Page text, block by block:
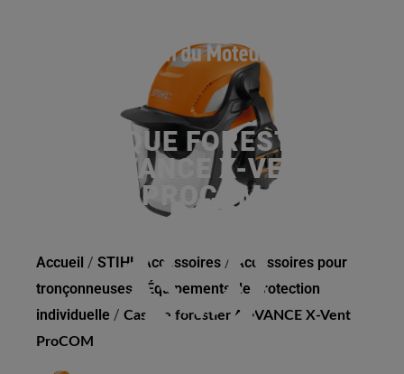
CASQUE FORESTIER
ADVANCE X-VENT
PROCOM
Accueil / STIHL Accessoires /
Accessoires pour
tronçonneuses
Équipements de protection
individuelle / Casque forestier ADVANCE X-Vent
ProCOM